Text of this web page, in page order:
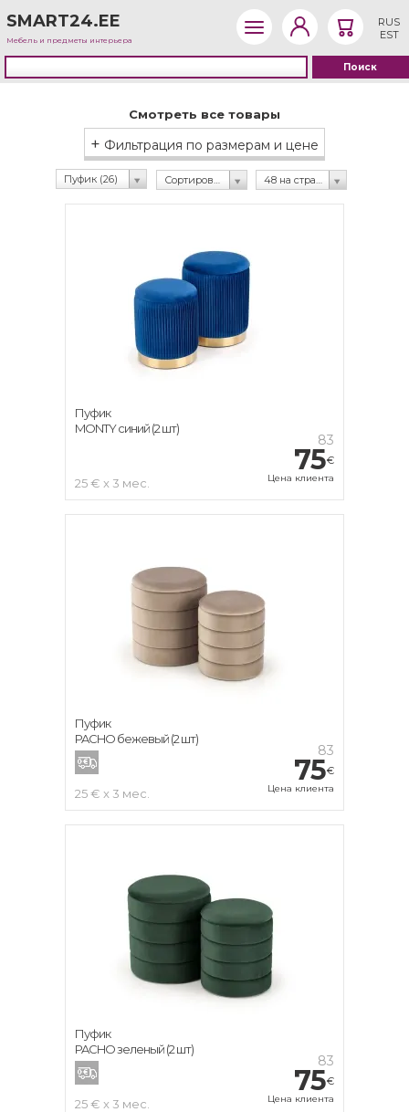
SMART24.EE
Мебель и предметы интерьера
RUS
EST
Смотреть все товары
+ Фильтрация по размерам и цене
Пуфик (26) Сортировка по рейтингу 48 на странице
83
75€
Цена клиента
25 € x 3 мес.
Пуфик
MONTY синий (2 шт)
83
75€
Цена клиента
25 € x 3 мес.
Пуфик
PACHO бежевый (2 шт)
83
75€
Цена клиента
25 € x 3 мес.
Пуфик
PACHO зеленый (2 шт)